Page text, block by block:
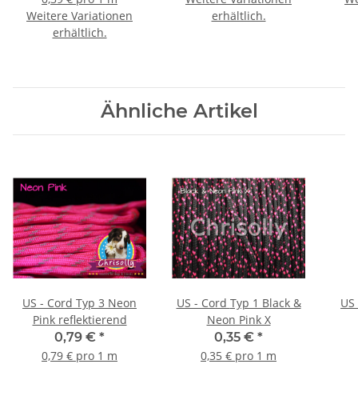
Weitere Variationen
erhältlich.
erhältlich.
Ähnliche Artikel
US - Cord Typ 3 Neon
Pink reflektierend
0,79 € *
0,79 € pro 1 m
US - Cord Typ 1 Black &
Neon Pink X
0,35 € *
0,35 € pro 1 m
US -